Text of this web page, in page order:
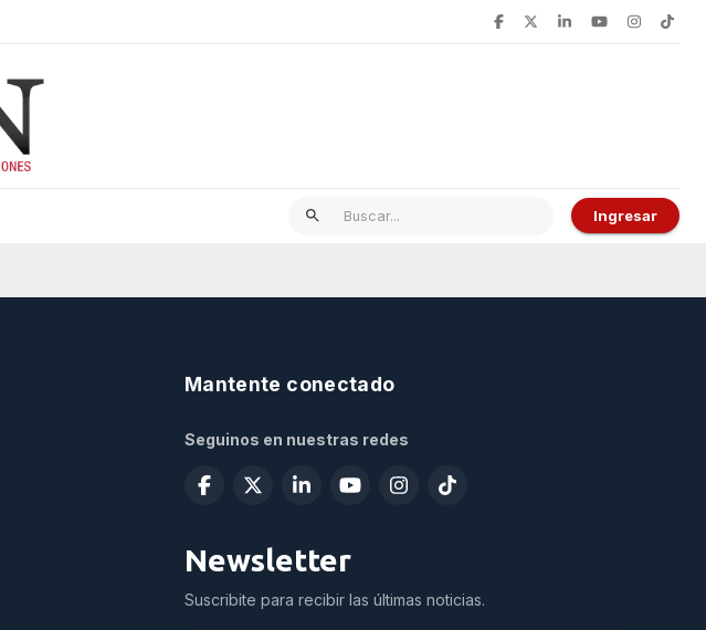
Ingresar
Mantente conectado
Seguinos en nuestras redes
Newsletter
Suscribite para recibir las últimas noticias.